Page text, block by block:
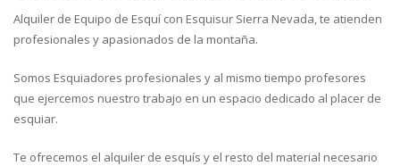
Alquiler de Equipo de Esquí con Esquisur Sierra Nevada, te atienden
profesionales y apasionados de la montaña.
Somos Esquiadores profesionales y al mismo tiempo profesores
que ejercemos nuestro trabajo en un espacio dedicado al placer de
esquiar.
Te ofrecemos el alquiler de esquís y el resto del material necesario